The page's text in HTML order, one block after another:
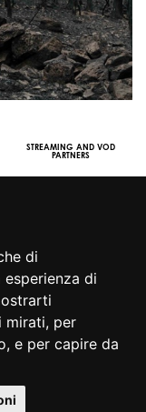
di
di
mirati, per
e per capire da
STREAMING AND VOD
PARTNERS
- TEL +39.02.7771081
|APP